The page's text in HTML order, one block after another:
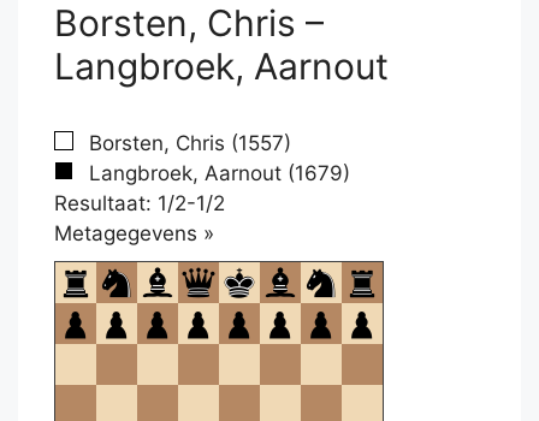
Borsten, Chris –
Langbroek, Aarnout
Borsten, Chris (1557)
Langbroek, Aarnout (1679)
Resultaat: 1/2-1/2
Metagegevens »
om
te
openen.